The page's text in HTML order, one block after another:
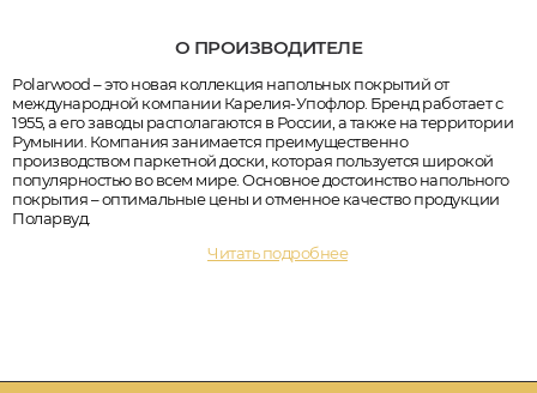
О ПРОИЗВОДИТЕЛЕ
Polarwood – это новая коллекция напольных покрытий от
международной компании Карелия-Упофлор. Бренд работает с
1955, а его заводы располагаются в России, а также на территории
Румынии. Компания занимается преимущественно
производством паркетной доски, которая пользуется широкой
популярностью во всем мире. Основное достоинство напольного
покрытия – оптимальные цены и отменное качество продукции
Поларвуд.
Читать подробнее